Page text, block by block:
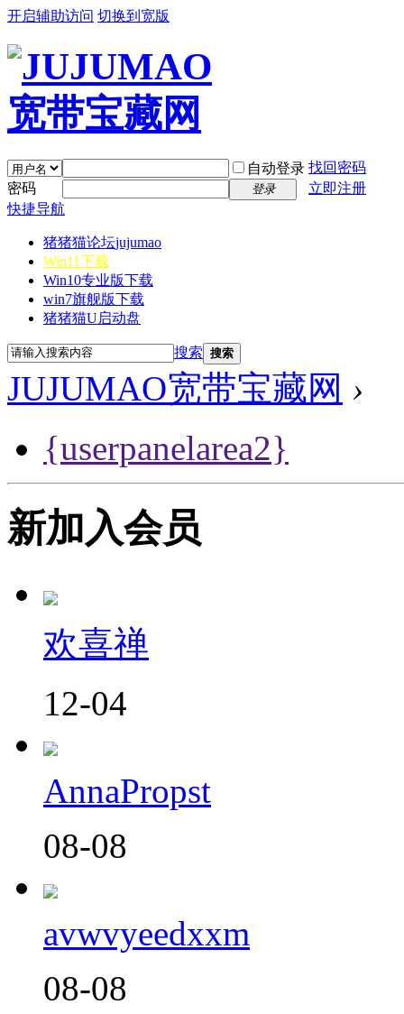
开启辅助访问 切换到宽版
自动登录 找回密码
密码
登录
立即注册
快捷导航
猪猪猫论坛jujumao
Win11下载
Win10专业版下载
win7旗舰版下载
猪猪猫U启动盘
搜索 搜索
JUJUMAO宽带宝藏网 ›
{userpanelarea2}
新加入会员
欢喜禅
12-04
AnnaPropst
08-08
avwvyeedxxm
08-08